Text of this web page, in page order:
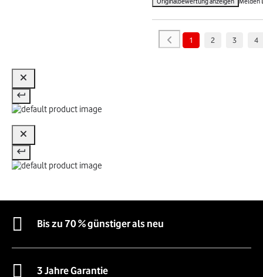
1 2 3 4
Bis zu 70 % günstiger als neu
3 Jahre Garantie